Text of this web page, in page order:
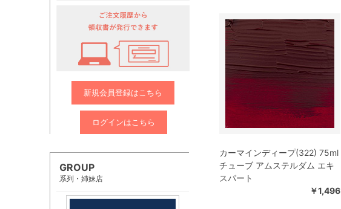
新規会員登録はこちら
ログインはこちら
GROUP
系列・姉妹店
カーマインディープ(322) 75ml
チューブ アムステルダム エキ
スパート
￥1,496